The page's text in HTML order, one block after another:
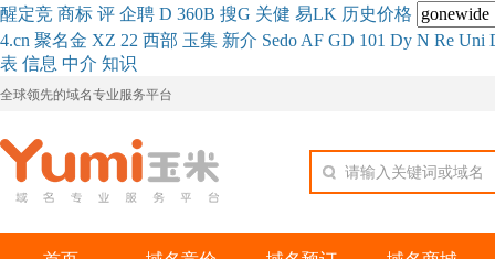
醒定竞 商标 评 企聘 D 360B 搜G 关健 易LK 历史价格
4.cn 聚名金 XZ 22 西部 玉集 新介 Sedo AF GD 101 Dy N Re Uni
表 信息 中介 知识